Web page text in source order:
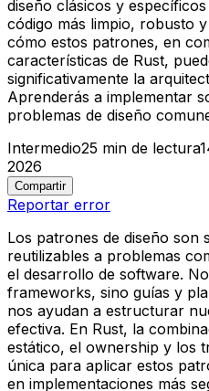
diseño clásicos y
código más limpio, robusto
cómo estos patrones, en
características de Rust,
significativamente la
Aprenderás a implementar
problemas de diseño
Intermedio25 min de lectura
2026
Compartir
Reportar error
Los patrones de diseño son
reutilizables a problemas
el desarrollo de software.
frameworks, sino guías y
nos ayudan a estructurar
efectiva. En Rust, la
estático, el ownership y los
única para aplicar estos
en implementaciones más